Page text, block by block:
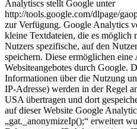
Analytiscs stellt Google unter
http://tools.google.com/dlpage/
zur Verfügung. Google Analytics
kleine Textdateien, die es möglich
Nutzers spezifische, auf den
speichern. Diese ermöglichen
Websiteangebotes durch Google.
Informationen über die Nutzung
IP-Adresse) werden in der Regel
USA übertragen und dort
auf dieser Website Google
„gat._anonymizeIp();“ erweitert